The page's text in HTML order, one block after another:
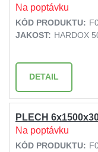
Na poptávku
KÓD PRODUKTU:
JAKOST: HARDOX
DETAIL
PLECH
Na poptávku
KÓD PRODUKTU: